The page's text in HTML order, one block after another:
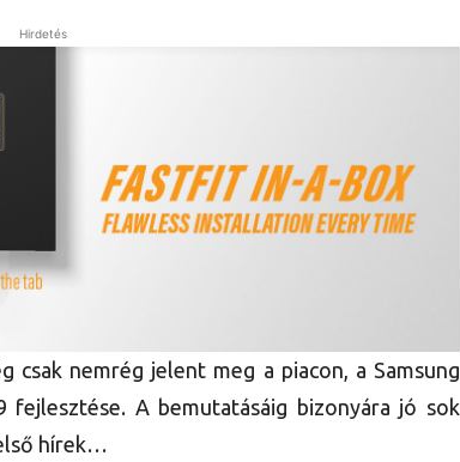
Hirdetés
csak nemrég jelent meg a piacon, a Samsung
A bemutatásáig bizonyára jó sok
hírek…